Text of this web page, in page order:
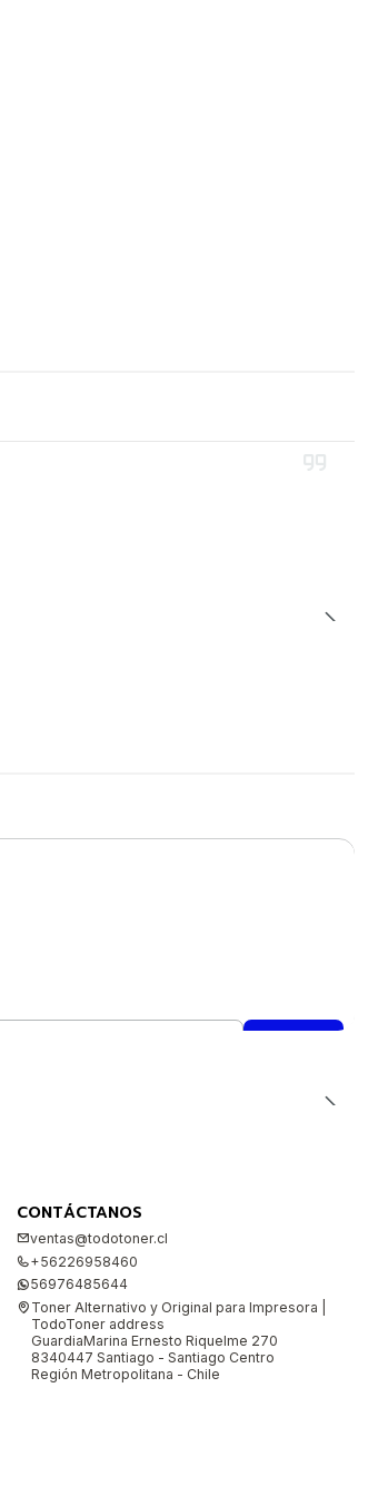
CONTÁCTANOS
ventas@todotoner.cl
+56226958460
56976485644
Toner Alternativo y Original para Impresora |
TodoToner address
GuardiaMarina Ernesto Riquelme 270
8340447 Santiago - Santiago Centro
Región Metropolitana - Chile